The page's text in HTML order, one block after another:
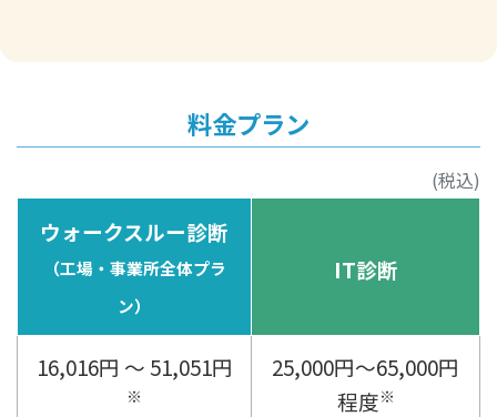
料金プラン
(税込)
ウォークスルー診断
（工場・事業所全体プラ
ン）
IT診断
16,016円 ～ 51,051円
※
25,000円～65,000円
程度※